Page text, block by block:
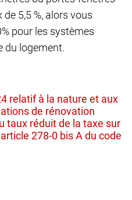
5,5 %, alors vous
pour les systèmes
du logement.